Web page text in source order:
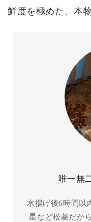
鮮度を極めた、本
唯一無
水揚げ後6時間以
星など松菱だか